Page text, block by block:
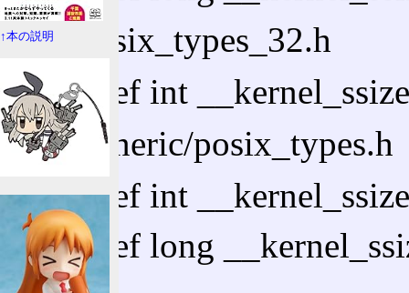
asm/posix_types_32.h
typedef int
asm-generic/posix_types.h
typedef int
typedef long
↑本の説明